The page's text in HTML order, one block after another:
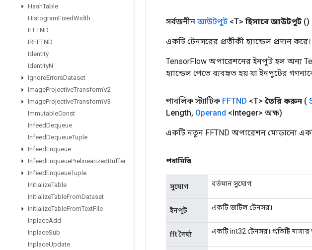
HashTable
HistogramFixedWidth
IFFTND
IRFFTND
Identity
IdentityN
IgnoreErrorsDataset
ImageProjectiveTransformV2
ImageProjectiveTransformV3
ImmutableConst
InfeedDequeue
InfeedDequeueTuple
InfeedEnqueue
InfeedEnqueuePrelinearizedBuffer
InfeedEnqueueTuple
InitializeTable
InitializeTableFromDataset
InitializeTableFromTextFile
InplaceAdd
InplaceSub
InplaceUpdate
সর্বজনীন আউটপুট <T> হিসাবে আউটপুট ()
একটি টেনসরের প্রতীকী হ্যান্ডেল প্রদান করে।
TensorFlow অপারেশনের ইনপুট হল অন্য
হ্যান্ডেল পেতে ব্যবহৃত হয় যা ইনপুটের
পাবলিক স্ট্যাটিক FFTND <T> তৈরি করুন (
Length, Operand <Integer> অক্ষ)
একটি নতুন FFTND অপারেশন মোড়ানো
পরামিতি
সুযোগ বর্তমান সুযোগ
ইনপুট একটি জটিল টেনসর।
fft দৈর্ঘ্য একটি int32 টেনসর। প্রতিটি মাত্রার